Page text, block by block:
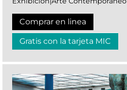
Comprar en linea
Gratis con la tarjeta MIC